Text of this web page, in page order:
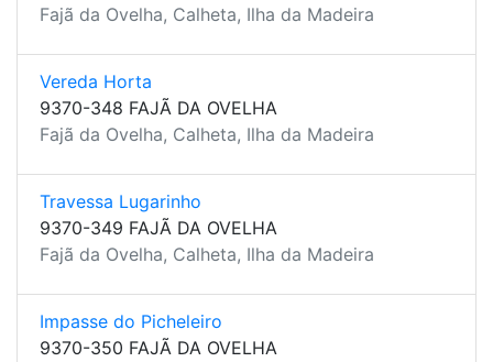
Fajã da Ovelha, Calheta, Ilha da Madeira
Vereda Horta
9370-348 FAJÃ DA OVELHA
Fajã da Ovelha, Calheta, Ilha da Madeira
Travessa Lugarinho
9370-349 FAJÃ DA OVELHA
Fajã da Ovelha, Calheta, Ilha da Madeira
Impasse do Picheleiro
9370-350 FAJÃ DA OVELHA